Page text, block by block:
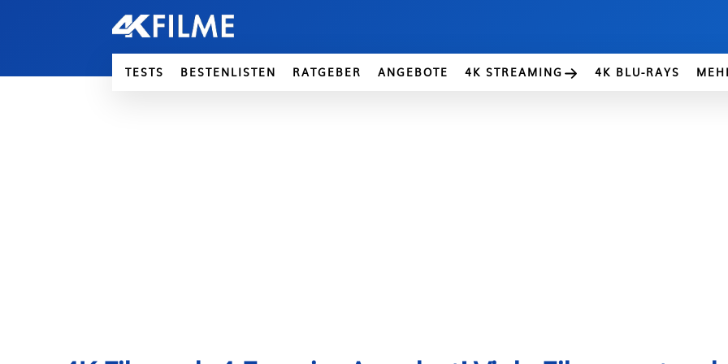
TESTS BESTENLISTEN RATGEBER ANGEBOTE 4K STREAMING 4K BLU-RAYS